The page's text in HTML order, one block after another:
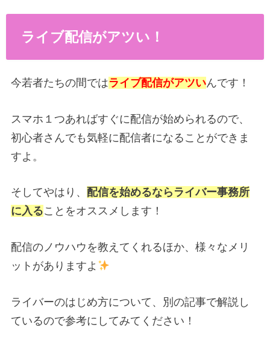
ライブ配信がアツい！
今若者たちの間ではライブ配信がアツいんです！
スマホ１つあればすぐに配信が始められるので、
初心者さんでも気軽に配信者になることができま
すよ。
そしてやはり、 配信を始めるならライバー事務所
に入ることをオススメします！
配信のノウハウを教えてくれるほか、様々なメリ
ットがありますよ
ライバーのはじめ方について、別の記事で解説し
ているので参考にしてみてください！